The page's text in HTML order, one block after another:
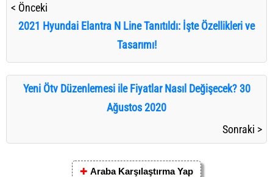
< Önceki
2021 Hyundai Elantra N Line Tanıtıldı: İşte Özellikleri ve
Tasarımı!
Yeni Ötv Düzenlemesi ile Fiyatlar Nasıl Değişecek? 30
Ağustos 2020
Sonraki >
✚ Araba Karşılaştırma Yap